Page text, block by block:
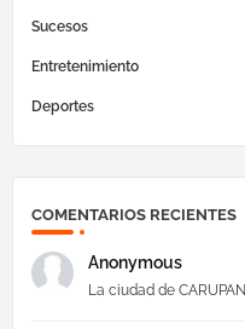
Sucesos
Entretenimiento
Deportes
COMENTARIOS RECIENTES
Anonymous
La ciudad de